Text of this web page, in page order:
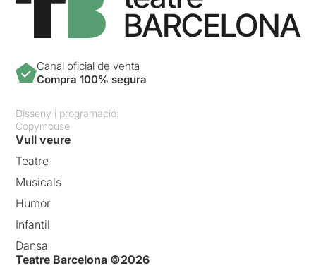
Canal oficial de venta
Compra 100% segura
Disseny i programació:
Copymouse
Vull veure
Teatre
Musicals
Humor
Infantil
Dansa
Teatre Barcelona ©2026